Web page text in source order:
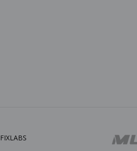
FIXLABS